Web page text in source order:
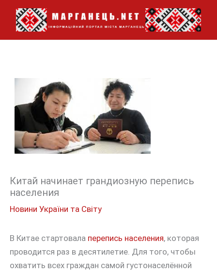
Перейти
вмісту
Китай начинает грандиозную перепись
населения
Новини України та Світу
В Китае стартовала перепись населения, которая
проводится раз в десятилетие. Для того, чтобы
охватить всех граждан самой густонаселённой